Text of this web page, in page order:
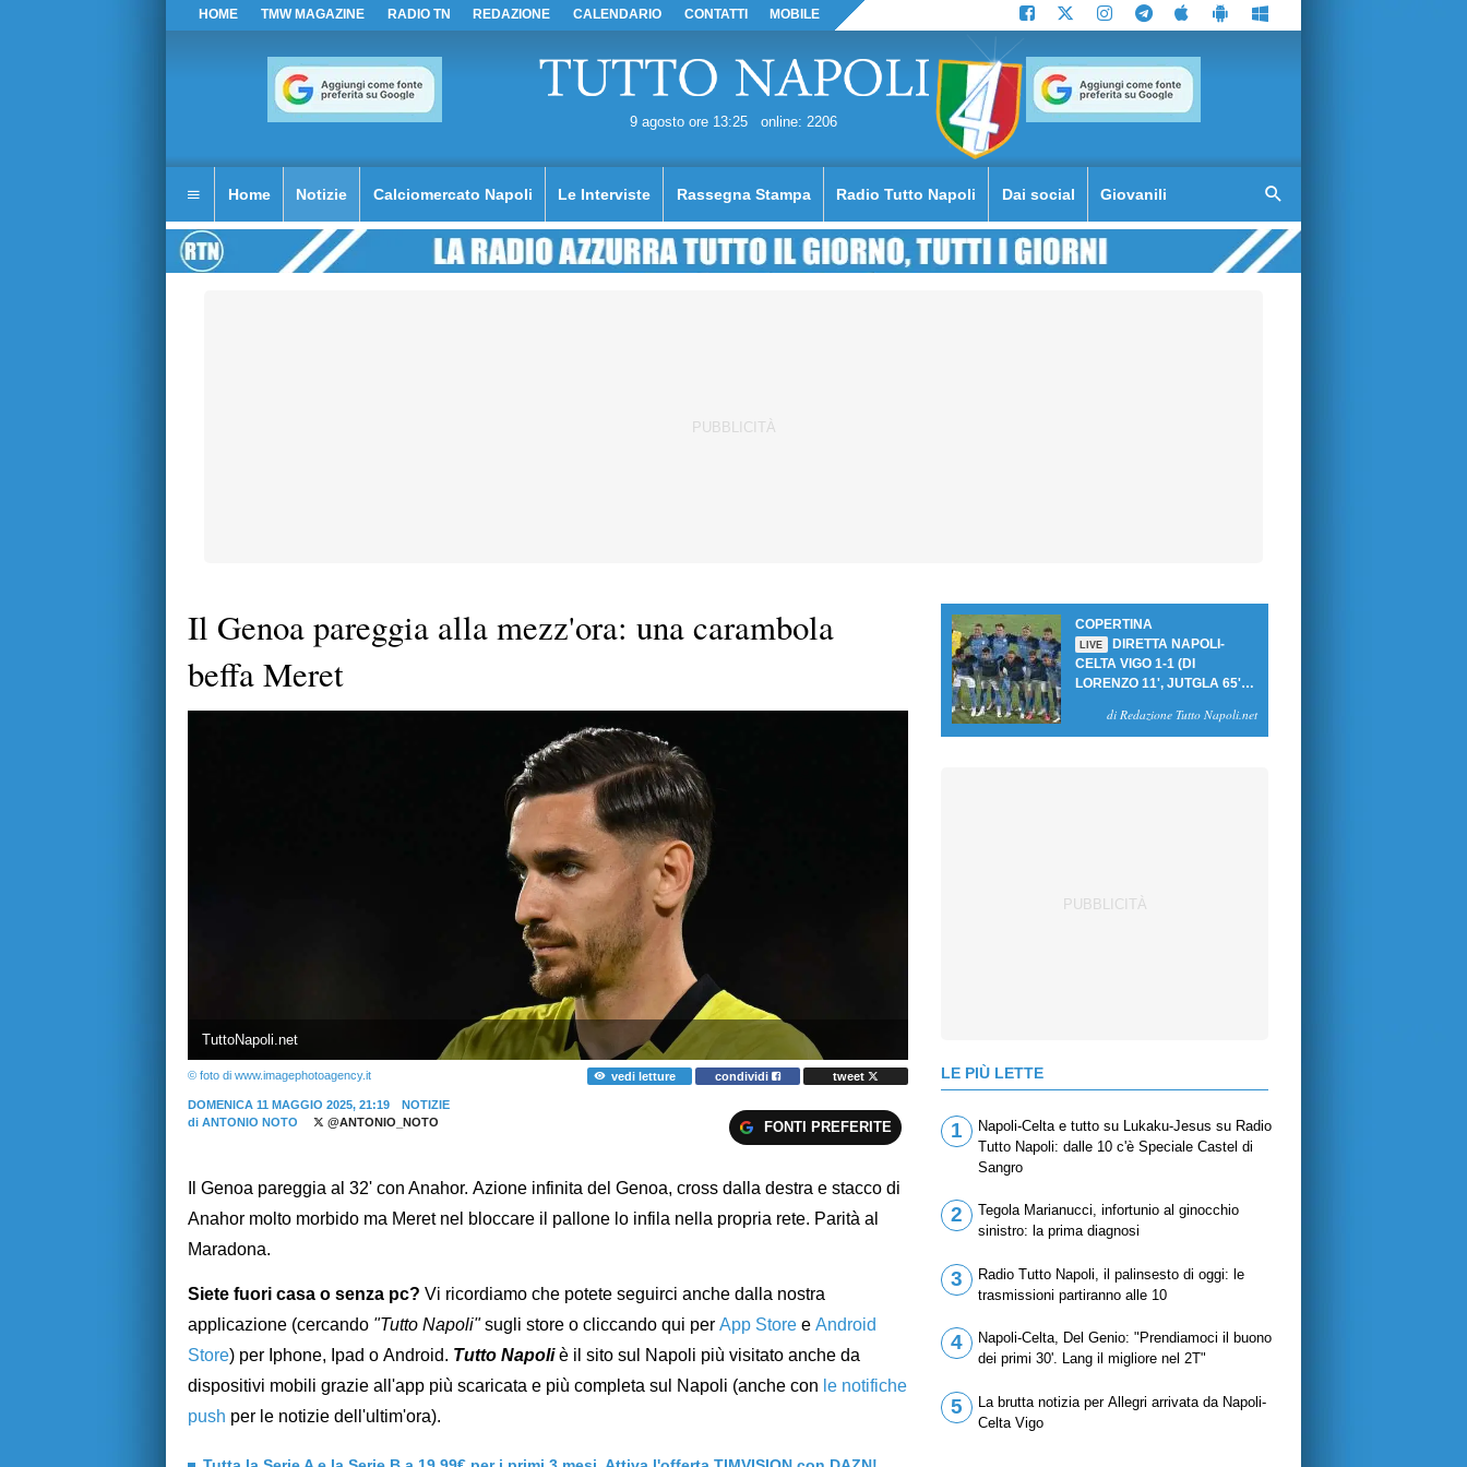
HOME TMW MAGAZINE RADIO TN REDAZIONE CALENDARIO CONTATTI MOBILE
9 agosto ore 13:25 online: 2206
Home Notizie Calciomercato Napoli Le Interviste Rassegna Stampa Radio Tutto Napoli Dai social Giovanili
Il Genoa pareggia alla mezz'ora: una carambola
beffa Meret
TuttoNapoli.net
© foto di www.imagephotoagency.it vedi letture condividi tweet
DOMENICA 11 MAGGIO 2025, 21:19
NOTIZIE
di ANTONIO NOTO @ANTONIO_NOTO FONTI PREFERITE
Il Genoa pareggia al 32' con Anahor. Azione infinita del Genoa, cross dalla destra e stacco di
Anahor molto morbido ma Meret nel bloccare il pallone lo infila nella propria rete. Parità al
Maradona.
Siete fuori casa o senza pc? Vi ricordiamo che potete seguirci anche dalla nostra
applicazione (cercando "Tutto Napoli"sugli store o cliccando qui per App Store e Android
Store) per Iphone, Ipad o Android. Tutto Napoliè il sito sul Napoli più visitato anche da
dispositivi mobili grazie all'app più scaricata e più completa sul Napoli (anche con le notifiche
push per le notizie dell'ultim'ora).
COPERTINA
LIVE
DIRETTA NAPOLI-
CELTA VIGO 1-1 (DI
LORENZO 11', JUTGLA 65'):
BRUYNE NEGA LA
di Redazione Tutto Napoli.net
LE PIÙ LETTE
1
Napoli-Celta e tutto su Lukaku-Jesus su Radio
Tutto Napoli: dalle 10 c'è Speciale Castel di
Sangro
2
Tegola Marianucci, infortunio al ginocchio
sinistro: la prima diagnosi
3
Radio Tutto Napoli, il palinsesto di oggi: le
trasmissioni partiranno alle 10
4
Napoli-Celta, Del Genio: "Prendiamoci il buono
dei primi 30'. Lang il migliore nel 2T"
5
La brutta notizia per Allegri arrivata da Napoli-
Celta Vigo